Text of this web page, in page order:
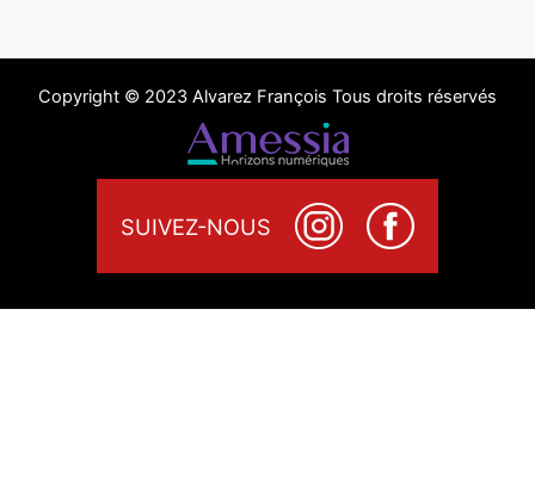
Copyright © 2023 Alvarez François Tous droits réservés
SUIVEZ-NOUS